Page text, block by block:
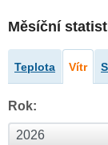
Měsíční
Teplota Vítr
Rok: